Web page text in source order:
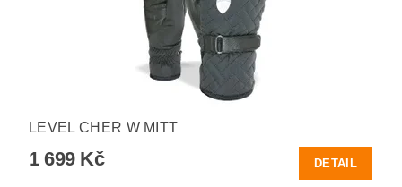
LEVEL CHER W MITT
1 699 Kč DETAIL